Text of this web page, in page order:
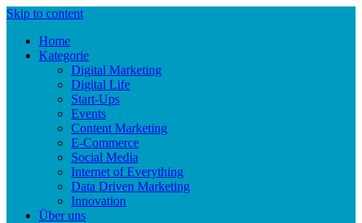
Skip to content
Home
Kategorie
Digital Marketing
Digital Life
Start-Ups
Events
Content Marketing
E-Commerce
Social Media
Internet of Everything
Data Driven Marketing
Innovation
Über uns